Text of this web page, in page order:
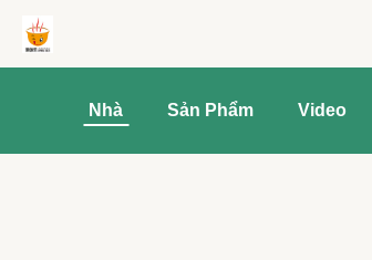
Nhà Sản Phẩm Video